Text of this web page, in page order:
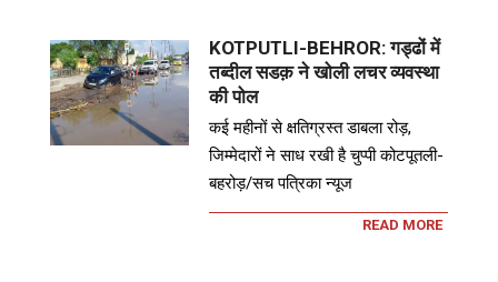
KOTPUTLI-BEHROR: गड्ढों में
तब्दील सडक़ ने खोली लचर व्यवस्था
की पोल
कई महीनों से क्षतिग्रस्त डाबला रोड़,
जिम्मेदारों ने साध रखी है चुप्पी कोटपूतली-
बहरोड़/सच पत्रिका न्यूज
READ MORE